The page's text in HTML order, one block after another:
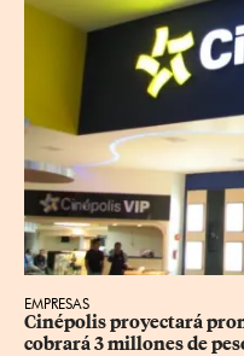
EMPRESAS
Cinépolis proyectará
cobrará 3 millones de